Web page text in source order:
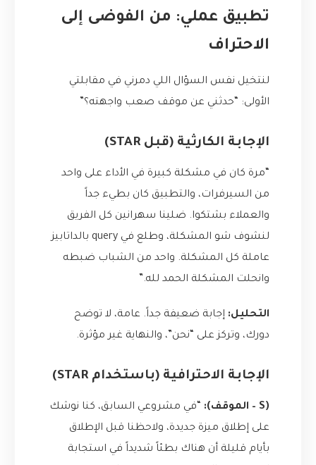
تطبيق عملي: من الفوضى إلى
الاحتراف
لنتخيل نفس السؤال اللي دمرني في مقابلتي
الأولى: “حدثني عن موقف صعب واجهته؟”
الإجابة الكارثية (قبل STAR)
“مرة كان في مشكلة كبيرة في الأداء على واحد
من السيرفرات، والتطبيق كان بطيء جداً
والعملاء بشتكوا. ضلينا سهرانين كل الفريق
لنشوف شو المشكلة، وطلع في query بالداتابيز
عاملة كل المشكلة. واحد من الشباب ضبطه
وانحلت المشكلة الحمد لله.”
التحليل: إجابة ضعيفة جداً. عامة، لا توضح
دورك، وتركز على “نحن”، والنهاية غير مؤثرة.
الإجابة الاحترافية (باستخدام STAR)
(S – الموقف):
“في مشروعي السابق، كنا نوشك
على إطلاق ميزة جديدة، ولاحظنا قبل الإطلاق
بأيام قليلة أن هناك بطئاً شديداً في استجابة